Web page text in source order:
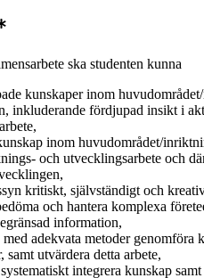
ska studenten kunna
kunskaper inom
inkluderande fördjupad insikt i
inom huvudområdet/
och utvecklingsarbete och
kritiskt, självständigt och
och hantera komplexa
information,
med adekvata metoder
samt utvärdera detta arbete,
integrera kunskap